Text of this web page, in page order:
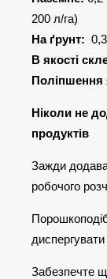
200 л/га)
На ґрунт:
В якості
Поліпшення
Ніколи не
продуктів
Зажди
робочого
Забезпечте